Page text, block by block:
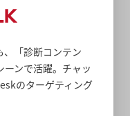
、「診断コンテン
ンで活躍。チャッ
のターゲティング